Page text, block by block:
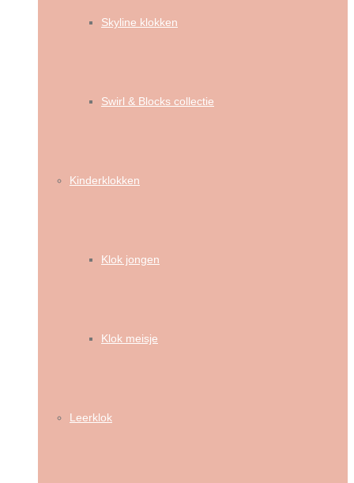
Skyline klokken
Swirl & Blocks collectie
Kinderklokken
Klok jongen
Klok meisje
Leerklok